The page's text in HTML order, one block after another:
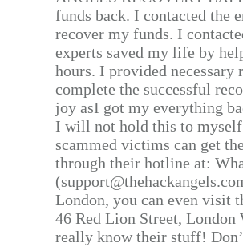
funds back. I contacted the
recover my funds. I
experts saved my life by
hours. I provided
complete the successful
joy asI got my everything
I will not hold this to
scammed victims can get
through their hotline at:
London, you can even visit
46 Red Lion Street, London
really know their stuff!